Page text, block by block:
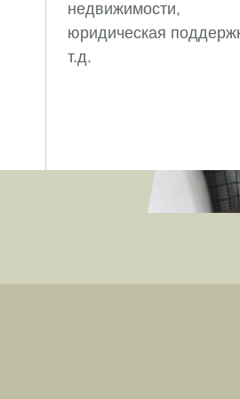
недвижимости,
юридическая
т.д.